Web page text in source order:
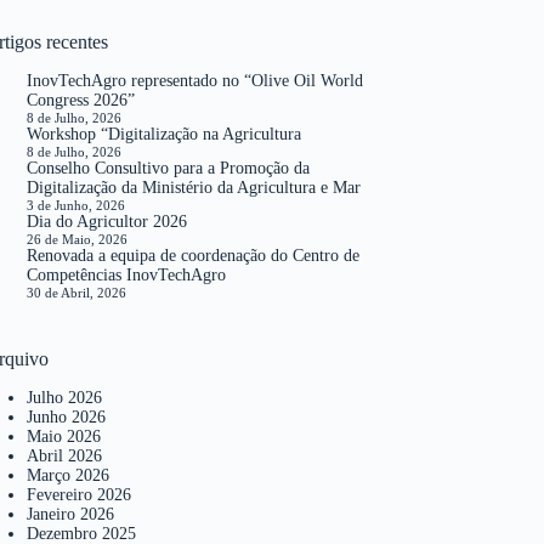
recentes
InovTechAgro representado no “Olive Oil World
Congress 2026”
8 de Julho, 2026
Workshop “Digitalização na Agricultura
8 de Julho, 2026
Conselho Consultivo para a Promoção da
Digitalização da Ministério da Agricultura e Mar
3 de Junho, 2026
Dia do Agricultor 2026
26 de Maio, 2026
Renovada a equipa de coordenação do Centro de
Competências InovTechAgro
30 de Abril, 2026
Julho 2026
Junho 2026
Maio 2026
Abril 2026
Março 2026
Fevereiro 2026
Janeiro 2026
Dezembro 2025